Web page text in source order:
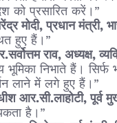
को प्रसारित करें।”
मोदी, प्रधान मंत्री,
हुए हैं।”
राव, अध्‍यक्ष,
भूमिका निभाते हैं।
लाने में लगे हुए हैं।”
आर.सी.लाहोटी, पूर्व
है।”